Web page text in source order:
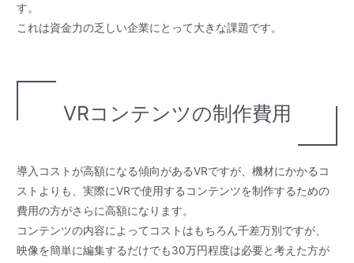
す。
これは資金力の乏しい企業にとって大きな課題です。
VRコンテンツの制作費用
導入コストが高額になる傾向があるVRですが、機材にかかるコ
ストよりも、実際にVRで使用するコンテンツを制作するための
費用の方がさらに高額になります。
コンテンツの内容によってコストはもちろん千差万別ですが、
映像を簡単に編集するだけでも30万円程度は必要と考えた方が